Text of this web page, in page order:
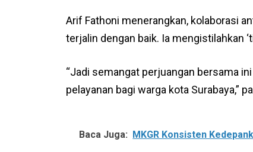
Arif Fathoni menerangkan, kolaborasi
terjalin dengan baik. Ia mengistilahkan
“Jadi semangat perjuangan bersama
pelayanan bagi warga kota Surabaya,”
Baca Juga: MKGR Konsisten